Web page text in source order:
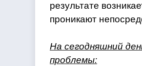
результате
проникают
На сегодняшний
проблемы: